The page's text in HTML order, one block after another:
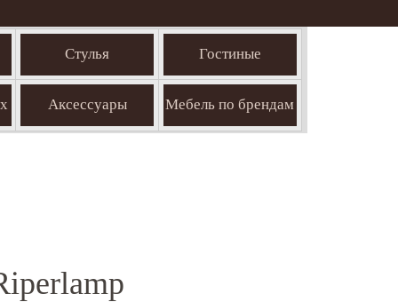
Стулья Гостиные
Аксессуары Мебель по брендам